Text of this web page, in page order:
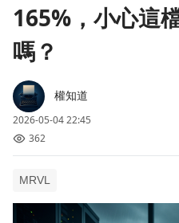
165%，小心這
嗎？
權知道
2026-05-04 22:45
362
MRVL